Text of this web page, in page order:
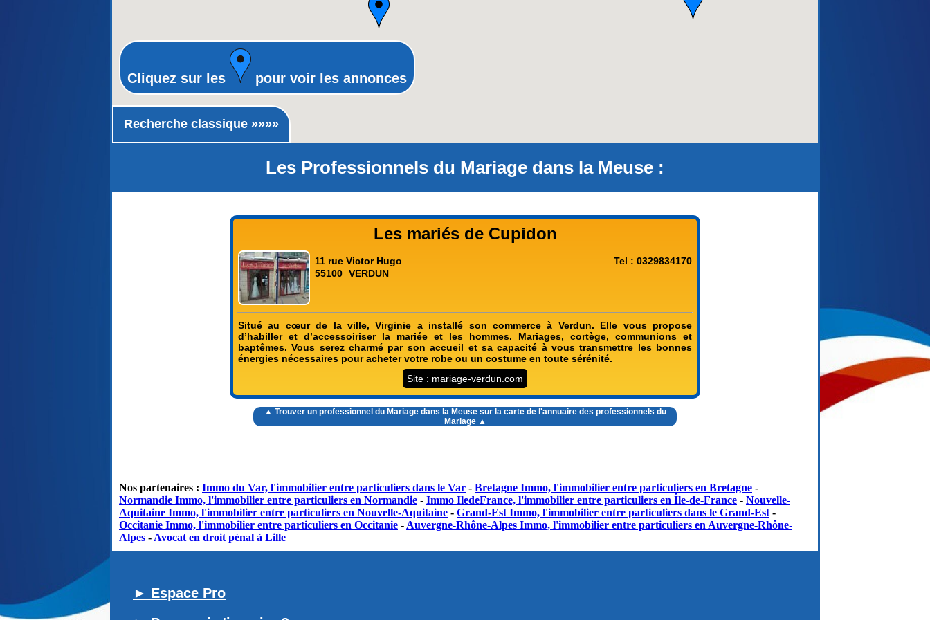
Recherche classique ►
Recherche classique »»»»
Cliquez sur les pour voir les annonces
Les Professionnels du Mariage dans la Meuse :
Les mariés de Cupidon
11 rue Victor Hugo
55100 VERDUN
Tel : 0329834170
Situé au cœur de la ville, Virginie a installé son commerce à Verdun. Elle vous propose
d’habiller et d’accessoiriser la mariée et les hommes. Mariages, cortège, communions et
baptêmes. Vous serez charmé par son accueil et sa capacité à vous transmettre les bonnes
énergies nécessaires pour acheter votre robe ou un costume en toute sérénité.
Site : mariage-verdun.com
▲ Trouver un professionnel du Mariage dans la Meusesur la carte de l'annuaire des professionnels du
Mariage ▲
Nos partenaires : Immo du Var, l'immobilier entre particuliers dans le Var - Bretagne Immo, l'immobilier entre particuliers en Bretagne -
Normandie Immo, l'immobilier entre particuliers en Normandie - Immo IledeFrance, l'immobilier entre particuliers en Île-de-France - Nouvelle-
Aquitaine Immo, l'immobilier entre particuliers en Nouvelle-Aquitaine - Grand-Est Immo, l'immobilier entre particuliers dans le Grand-Est -
Occitanie Immo, l'immobilier entre particuliers en Occitanie - Auvergne-Rhône-Alpes Immo, l'immobilier entre particuliers en Auvergne-Rhône-
Alpes - Avocat en droit pénal à Lille
► Espace Pro